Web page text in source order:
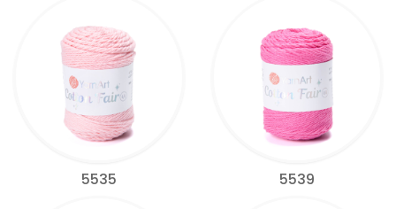
5535 5539